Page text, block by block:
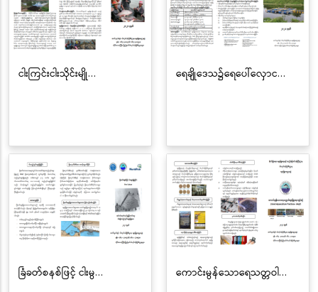
ငါးကြင်းငါးသိုင်းမျို… ရေချိုဒေသ၌ရေပေါ်လှောင…
ခြံခတ်စနစ်ဖြင့် ငါးမွ… ကောင်းမွန်သောရေသတ္တဝါ…